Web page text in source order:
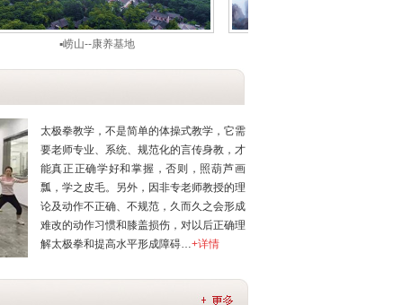
▪崂山--康养基地
太极拳教学，不是简单的体操式教学，它需
要老师专业、系统、规范化的言传身教，才
能真正正确学好和掌握，否则，照葫芦画
瓢，学之皮毛。另外，因非专老师教授的理
论及动作不正确、不规范，久而久之会形成
难改的动作习惯和膝盖损伤，对以后正确理
解太极拳和提高水平形成障碍…+详情